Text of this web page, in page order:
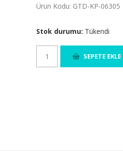
Ürün Kodu: GTD-KP-06305
Stok durumu: Tükendi